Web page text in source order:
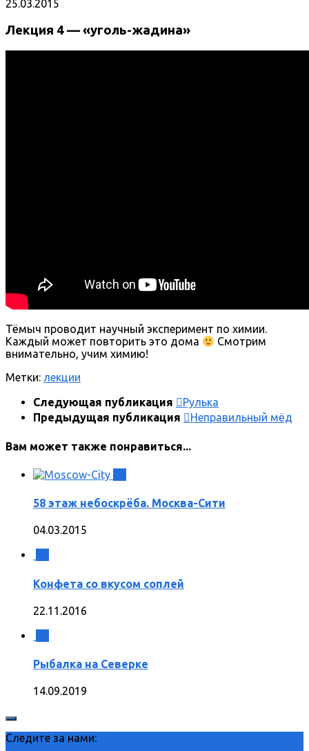
25.03.2015
Лекция 4 — «уголь-жадина»
Тёмыч проводит научный эксперимент по химии.
Каждый может повторить это дома
Смотрим
внимательно, учим химию!
Метки: лекции
Следующая публикация
Рулька
Предыдущая публикация
Неправильный мёд
Вам может также понравиться...
58 этаж небоскрёба. Москва-Сити
04.03.2015
Конфета со вкусом соплей
22.11.2016
Рыбалка на Северке
14.09.2019
Следите за нами: